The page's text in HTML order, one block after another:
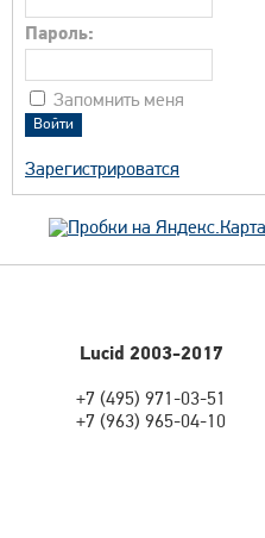
Пароль:
Запомнить меня
Зарегистрироватся
Lucid 2003-2017
+7 (495) 971-03-51
+7 (963) 965-04-10